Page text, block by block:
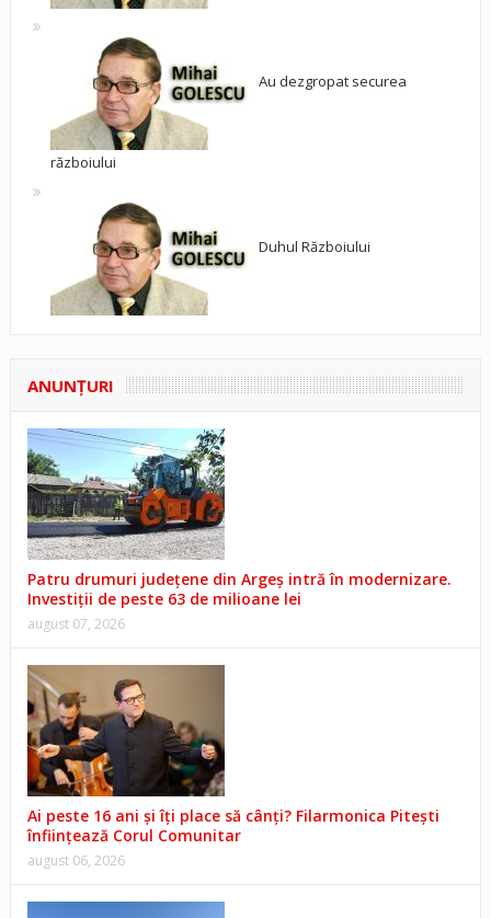
Au dezgropat securea
războiului
Duhul Războiului
ANUNŢURI
Patru drumuri județene din Argeș intră în modernizare.
Investiții de peste 63 de milioane lei
august 07, 2026
Ai peste 16 ani și îți place să cânți? Filarmonica Pitești
înființează Corul Comunitar
august 06, 2026